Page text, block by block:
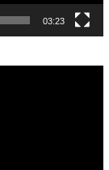
03:23